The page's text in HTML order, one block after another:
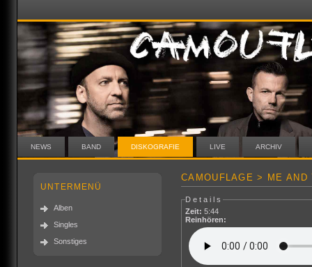
NEWS BAND DISKOGRAFIE LIVE ARCHIV
UNTERMENÜ
Alben
Singles
Sonstiges
CAMOUFLAGE > ME
Details
Zeit: 5:44
Reinhören: